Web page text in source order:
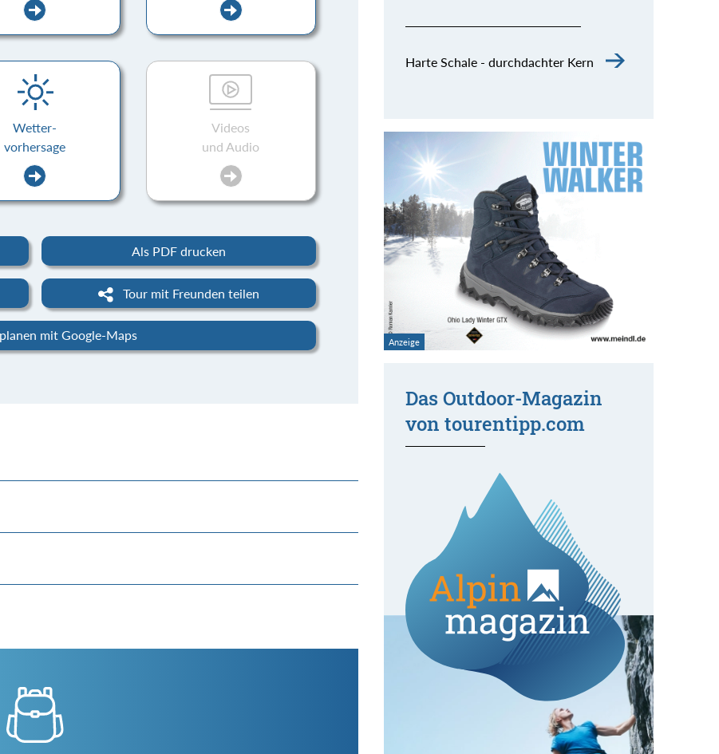
Wetter-
vorhersage
Videos
und Audio
Als PDF drucken
Tour mit Freunden teilen
mit Google-Maps
Harte Schale - durchdachter Kern
Das Outdoor-Magazin
von tourentipp.com